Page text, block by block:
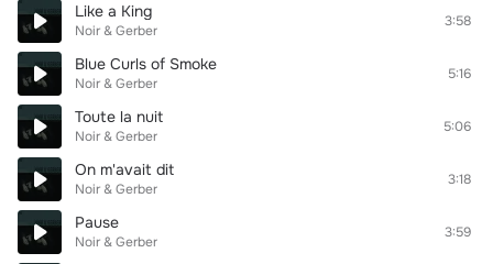
Like a King
Noir & Gerber
3:58
Blue Curls of Smoke
Noir & Gerber
5:16
Toute la nuit
Noir & Gerber
5:06
On m'avait dit
Noir & Gerber
3:18
Pause
Noir & Gerber
3:59